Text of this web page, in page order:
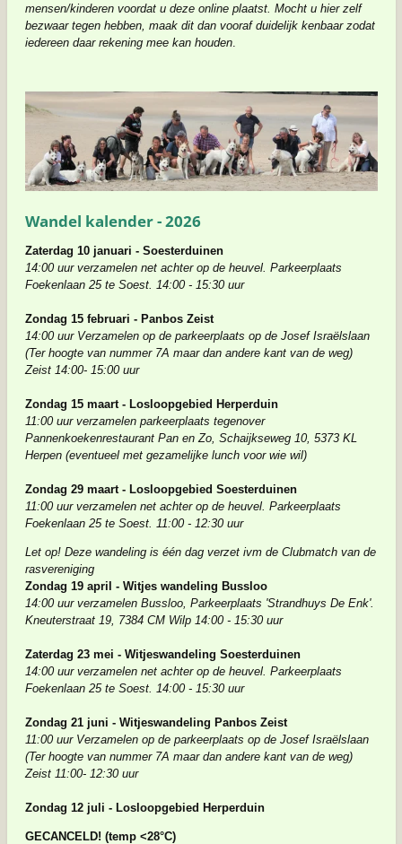
mensen/kinderen voordat u deze online plaatst. Mocht u hier zelf
bezwaar tegen hebben, maak dit dan vooraf duidelijk kenbaar zodat
iedereen daar rekening mee kan houden.
Wandel kalender - 2026
Zaterdag 10 januari - Soesterduinen
14:00 uur verzamelen net achter op de heuvel. Parkeerplaats
Foekenlaan 25 te Soest. 14:00 - 15:30 uur
Zondag 15 februari - Panbos Zeist
14:00 uur Verzamelen op de parkeerplaats op de Josef Israëlslaan
(Ter hoogte van nummer 7A maar dan andere kant van de weg)
Zeist 14:00- 15:00 uur
Zondag 15 maart - Losloopgebied Herperduin
11:00 uur verzamelen parkeerplaats tegenover
Pannenkoekenrestaurant Pan en Zo, Schaijkseweg 10, 5373 KL
Herpen (eventueel met gezamelijke lunch voor wie wil)
Zondag 29 maart - Losloopgebied Soesterduinen
11:00 uur verzamelen net achter op de heuvel. Parkeerplaats
Foekenlaan 25 te Soest. 11:00 - 12:30 uur
Let op! Deze wandeling is één dag verzet ivm de Clubmatch van de
rasvereniging
Zondag 19 april - Witjes wandeling Bussloo
14:00 uur verzamelen Bussloo, Parkeerplaats 'Strandhuys De Enk'.
Kneuterstraat 19, 7384 CM Wilp 14:00 - 15:30 uur
Zaterdag 23 mei - Witjeswandeling Soesterduinen
14:00 uur verzamelen net achter op de heuvel. Parkeerplaats
Foekenlaan 25 te Soest. 14:00 - 15:30 uur
Zondag 21 juni - Witjeswandeling Panbos Zeist
11:00 uur Verzamelen op de parkeerplaats op de Josef Israëlslaan
(Ter hoogte van nummer 7A maar dan andere kant van de weg)
Zeist 11:00- 12:30 uur
Zondag 12 juli - Losloopgebied Herperduin
GECANCELD! (temp <28°C)